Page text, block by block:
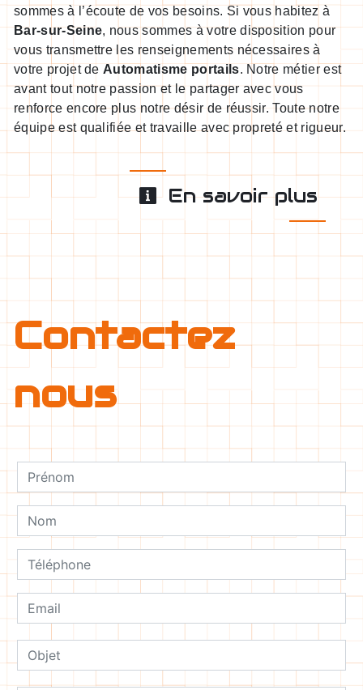
sommes à l’écoute de vos besoins. Si vous habitez à
Bar-sur-Seine, nous sommes à votre disposition pour
vous transmettre les renseignements nécessaires à
votre projet de Automatisme portails. Notre métier est
avant tout notre passion et le partager avec vous
renforce encore plus notre désir de réussir. Toute notre
équipe est qualifiée et travaille avec propreté et rigueur.
En savoir plus
Contactez
nous